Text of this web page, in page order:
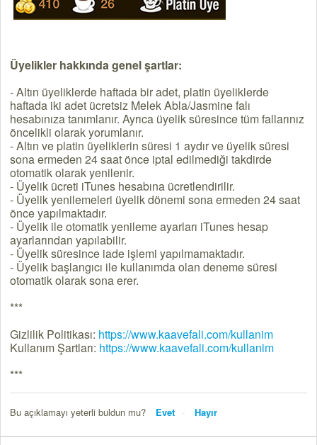
Üyelikler hakkında genel şartlar:
- Altın üyeliklerde haftada bir adet, platin üyeliklerde
haftada iki adet ücretsiz Melek Abla/Jasmine falı
hesabınıza tanımlanır. Ayrıca üyelik süresince tüm fallarınız
öncelikli olarak yorumlanır.
- Altın ve platin üyeliklerin süresi 1 aydır ve üyelik süresi
sona ermeden 24 saat önce iptal edilmediği takdirde
otomatik olarak yenilenir.
- Üyelik ücreti iTunes hesabına ücretlendirilir.
- Üyelik yenilemeleri üyelik dönemi sona ermeden 24 saat
önce yapılmaktadır.
- Üyelik ile otomatik yenileme ayarları iTunes hesap
ayarlarından yapılabilir.
- Üyelik süresince iade işlemi yapılmamaktadır.
- Üyelik başlangıcı ile kullanımda olan deneme süresi
otomatik olarak sona erer.
***
Gizlilik Politikası: https://www.kaavefali.com/kullanim
Kullanım Şartları: https://www.kaavefali.com/kullanim
***
Bu açıklamayı yeterli buldun mu? Evet Hayır